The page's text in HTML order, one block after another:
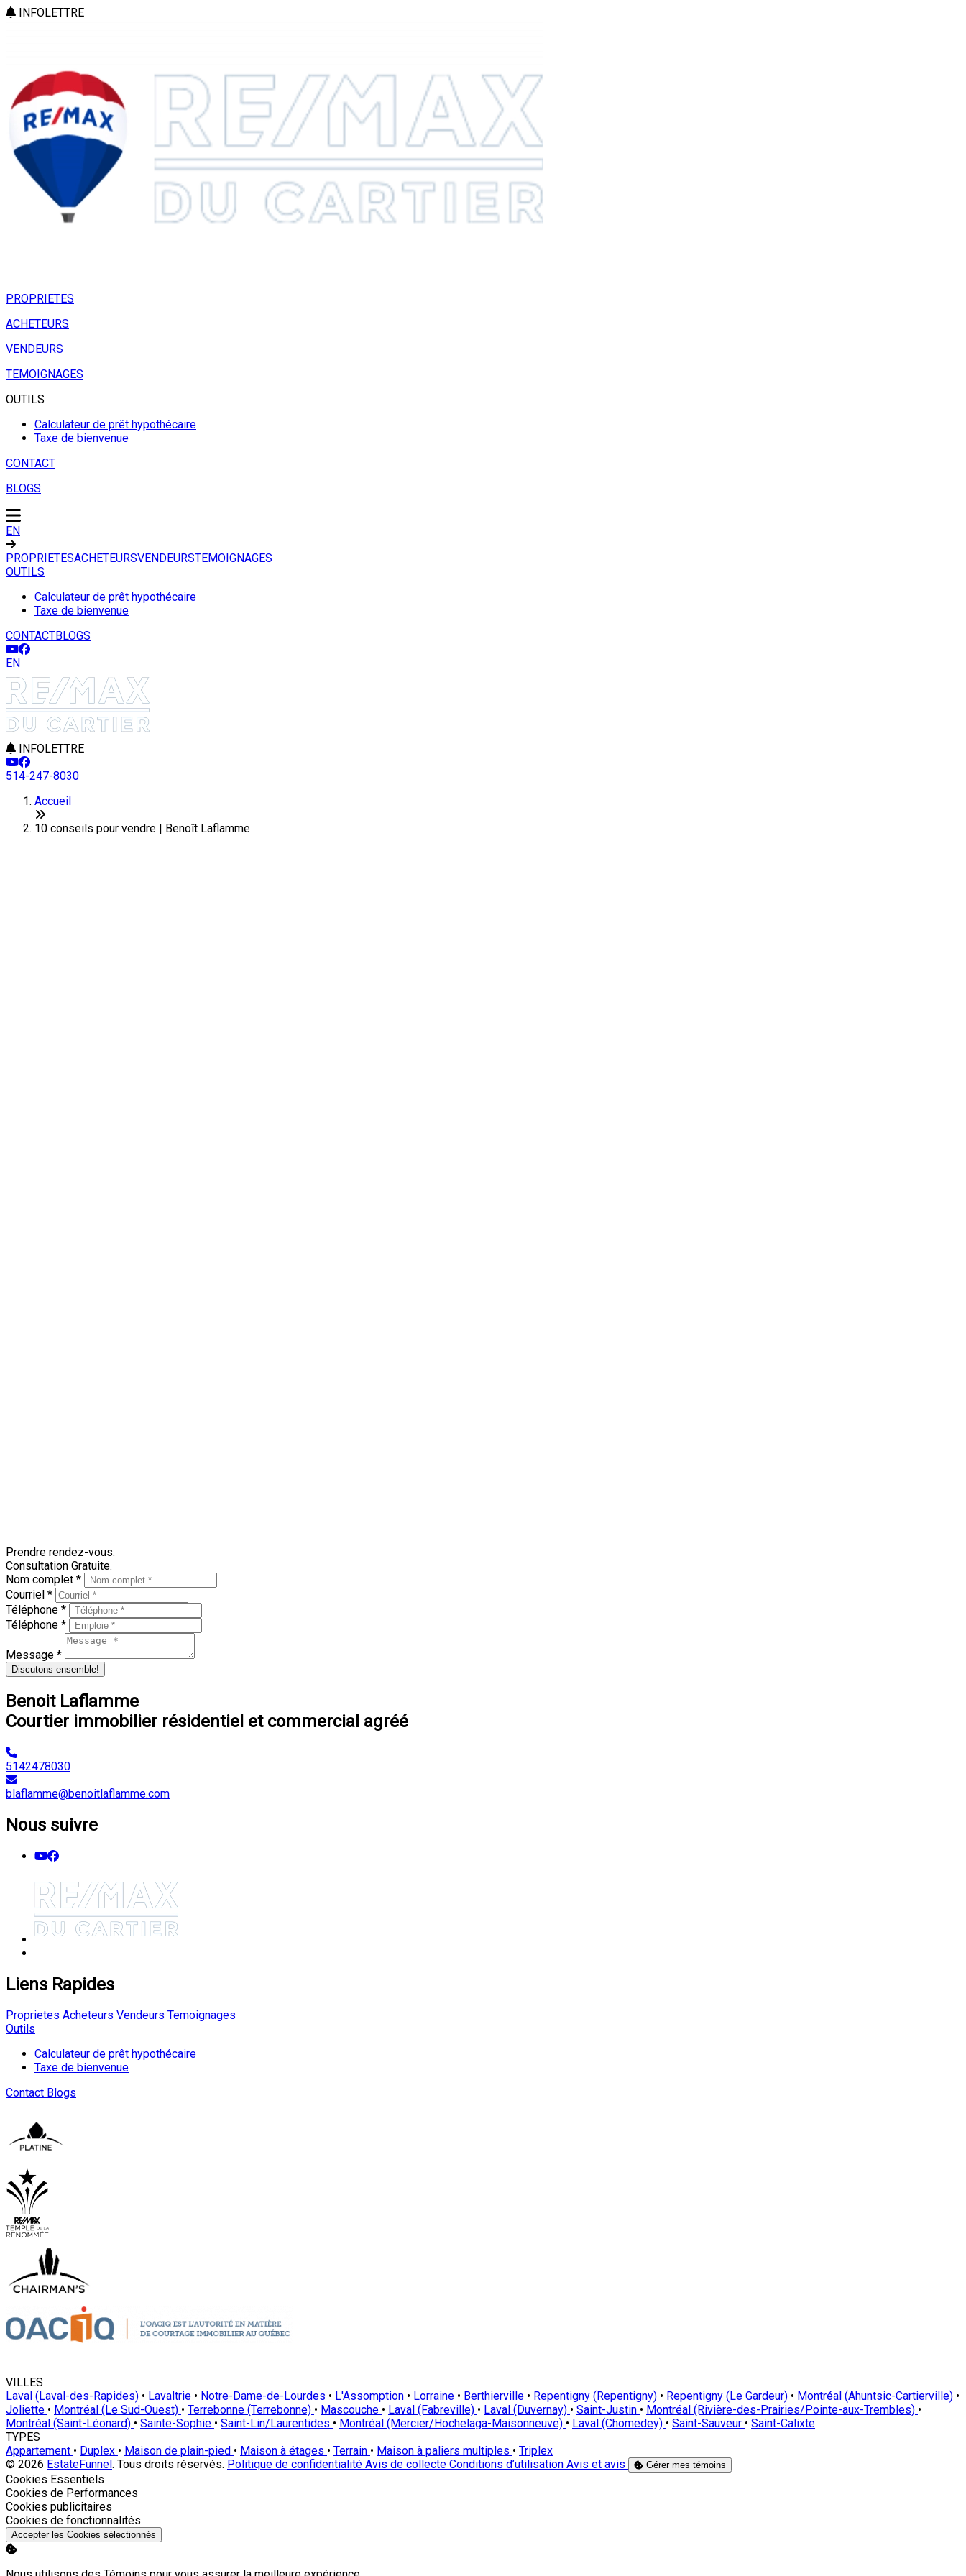
INFOLETTRE
PROPRIETES
ACHETEURS
VENDEURS
TEMOIGNAGES
OUTILS
Calculateur de prêt hypothécaire
Taxe de bienvenue
CONTACT
BLOGS
EN
PROPRIETESACHETEURSVENDEURSTEMOIGNAGES
OUTILS
Calculateur de prêt hypothécaire
Taxe de bienvenue
CONTACTBLOGS
EN
INFOLETTRE
514-247-8030
Accueil
10 conseils pour vendre | Benoît Laflamme
Prendre rendez-vous.
Consultation Gratuite.
Nom complet *
Courriel *
Téléphone *
Téléphone *
Message *
Discutons ensemble!
Benoit Laflamme
Courtier immobilier résidentiel et commercial agréé
5142478030
blaflamme@benoitlaflamme.com
Nous suivre
Liens Rapides
Proprietes Acheteurs Vendeurs Temoignages
Outils
Calculateur de prêt hypothécaire
Taxe de bienvenue
Contact Blogs
VILLES
Laval (Laval-des-Rapides) • Lavaltrie • Notre-Dame-de-Lourdes • L'Assomption • Lorraine • Berthierville • Repentigny (Repentigny) • Repentigny (Le Gardeur) • Montréal (Ahuntsic-Cartierville) •
Joliette • Montréal (Le Sud-Ouest) • Terrebonne (Terrebonne) • Mascouche • Laval (Fabreville) • Laval (Duvernay) • Saint-Justin • Montréal (Rivière-des-Prairies/Pointe-aux-Trembles) •
Montréal (Saint-Léonard) • Sainte-Sophie • Saint-Lin/Laurentides • Montréal (Mercier/Hochelaga-Maisonneuve) • Laval (Chomedey) • Saint-Sauveur • Saint-Calixte
TYPES
Appartement • Duplex • Maison de plain-pied • Maison à étages • Terrain • Maison à paliers multiples • Triplex
© 2026 EstateFunnel . Tous droits réservés. Politique de confidentialité Avis de collecte Conditions d’utilisation Avis et avis Gérer mes témoins
Activer
Cookies Essentiels
Activer
Cookies de Performances
Activer
Cookies publicitaires
Activer
Cookies de fonctionnalités
Accepter les Cookies sélectionnés